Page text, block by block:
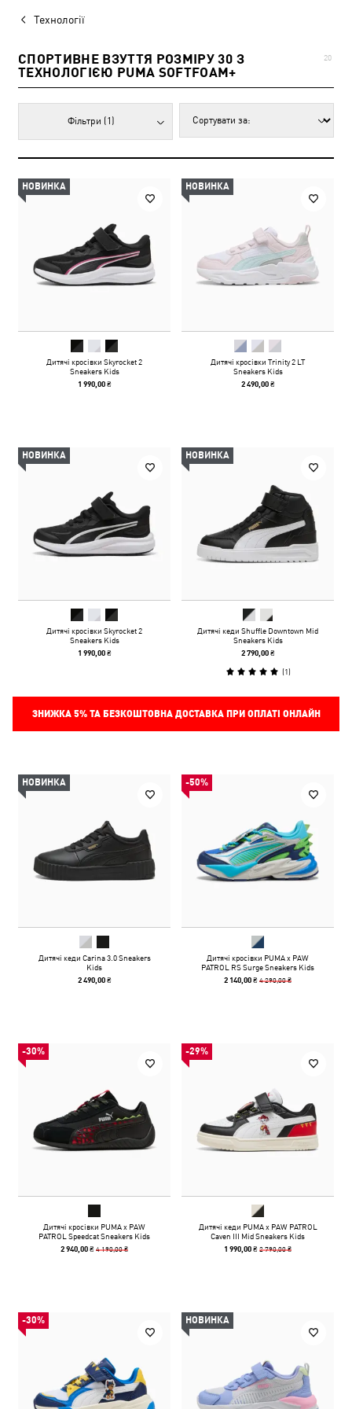
Технології
СПОРТИВНЕ ВЗУТТЯ РОЗМІРУ 30 З
ТЕХНОЛОГІЄЮ PUMA SOFTFOAM+
20
Фільтри (1)
НОВИНКА
Дитячі кросівки Skyrocket 2
Sneakers Kids
1 990,00 ₴
НОВИНКА
Дитячі кросівки Trinity 2 LT
Sneakers Kids
2 490,00 ₴
НОВИНКА
Дитячі кросівки Skyrocket 2
Sneakers Kids
1 990,00 ₴
НОВИНКА
Дитячі кеди Shuffle Downtown Mid
Sneakers Kids
2 790,00 ₴
(1)
ЗНИЖКА 5%ТА БЕЗКОШТОВНА ДОСТАВКА ПРИ ОПЛАТІ ОНЛАЙН
НОВИНКА
Дитячі кеди Carina 3.0 Sneakers
Kids
2 490,00 ₴
-50%
Дитячі кросівки PUMA x PAW
PATROL RS Surge Sneakers Kids
2 140,00 ₴4 290,00 ₴
-30%
Дитячі кросівки PUMA x PAW
PATROL Speedcat Sneakers Kids
2 940,00 ₴4 190,00 ₴
-29%
Дитячі кеди PUMA x PAW PATROL
Caven III Mid Sneakers Kids
1 990,00 ₴2 790,00 ₴
-30% НОВИНКА